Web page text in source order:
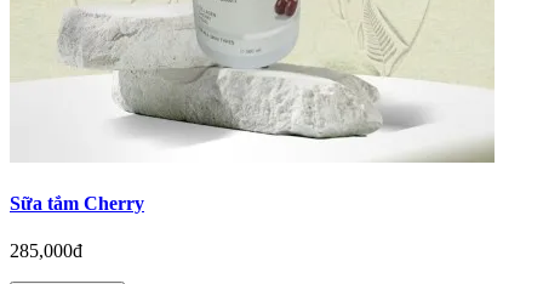
Sữa tắm Cherry
285,000đ